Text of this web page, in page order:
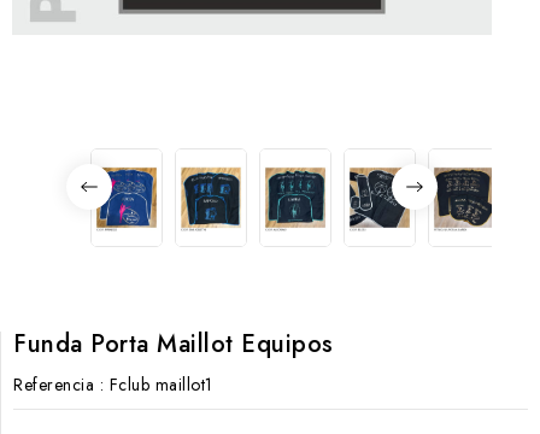
Funda Porta Maillot Equipos
Referencia : Fclub maillot1